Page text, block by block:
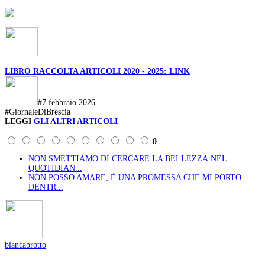
LIBRO RACCOLTA ARTICOLI 2020 - 2025: LINK
#7 febbraio 2026
#GiornaleDiBrescia
LEGGI GLI ALTRI ARTICOLI
0
NON SMETTIAMO DI CERCARE LA BELLEZZA NEL
QUOTIDIAN...
NON POSSO AMARE, È UNA PROMESSA CHE MI PORTO
DENTR...
biancabrotto